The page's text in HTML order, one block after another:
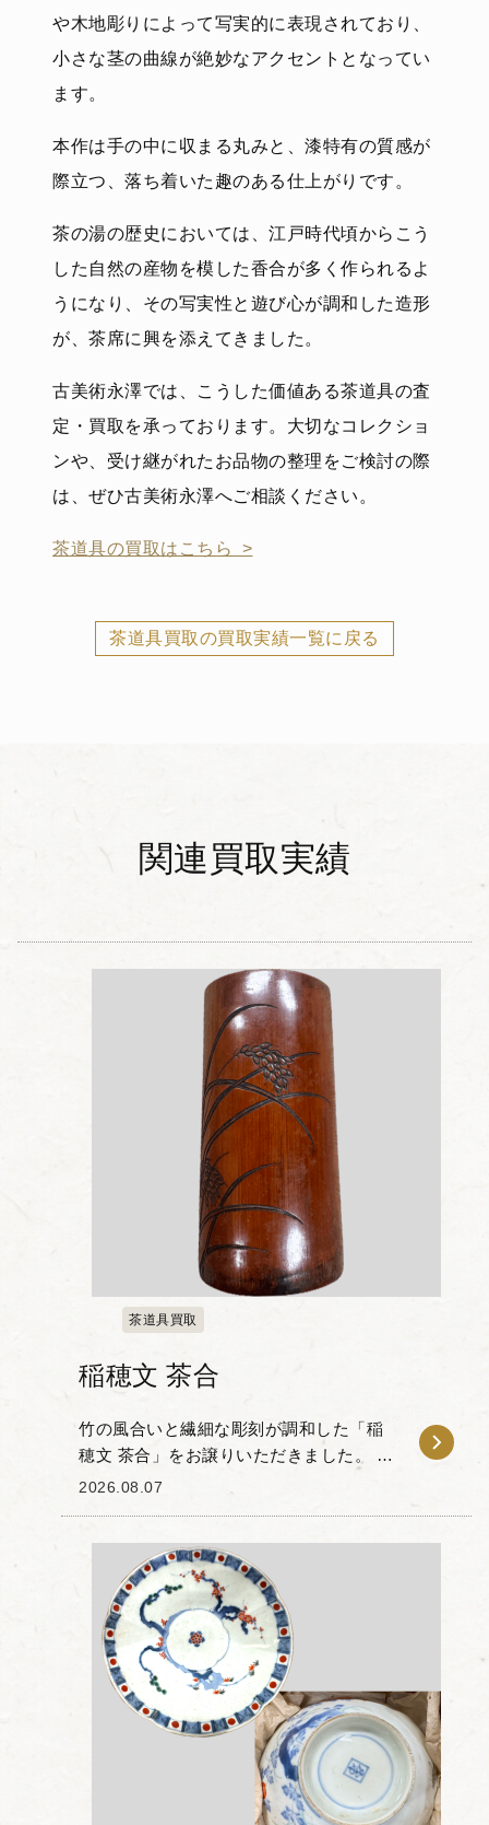
や木地彫りによって写実的に表現されており、
小さな茎の曲線が絶妙なアクセントとなってい
ます。
本作は手の中に収まる丸みと、漆特有の質感が
際立つ、落ち着いた趣のある仕上がりです。
茶の湯の歴史においては、江戸時代頃からこう
した自然の産物を模した香合が多く作られるよ
うになり、その写実性と遊び心が調和した造形
が、茶席に興を添えてきました。
古美術永澤では、こうした価値ある茶道具の査
定・買取を承っております。大切なコレクショ
ンや、受け継がれたお品物の整理をご検討の際
は、ぜひ古美術永澤へご相談ください。
茶道具の買取はこちら >
茶道具買取の買取実績一覧に戻る
関連買取実績
茶道具買取
稲穂文 茶合
竹の風合いと繊細な彫刻が調和した「稲
穂文 茶合」をお譲りいただきました。 本
作は竹の素材感を生かして作られた茶合
やふっくらとし...
2026.08.07